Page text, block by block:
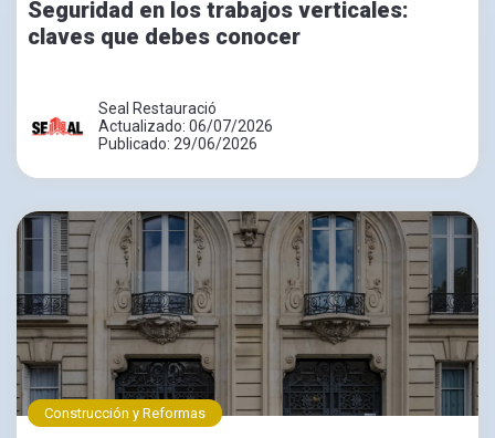
Seguridad en los trabajos verticales:
claves que debes conocer
Seal Restauració
Actualizado: 06/07/2026
Publicado: 29/06/2026
Construcción y Reformas